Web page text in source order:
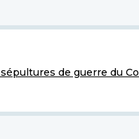
de guerre du